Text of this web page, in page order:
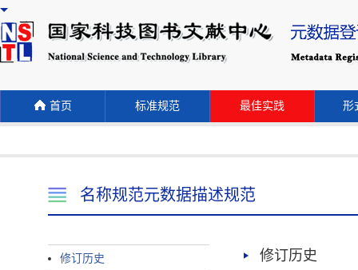
首页 标准规范 最佳实践 形
名称规范元数据描述规范
修订历史 修订历史